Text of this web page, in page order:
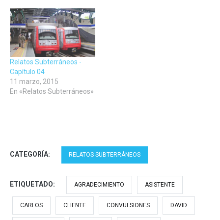
Relatos Subterráneos -
Capítulo 04
11 marzo, 2015
En «Relatos Subterráneos»
CATEGORÍA: RELATOS SUBTERRÁNEOS
ETIQUETADO: AGRADECIMIENTO ASISTENTE
CARLOS CLIENTE CONVULSIONES DAVID